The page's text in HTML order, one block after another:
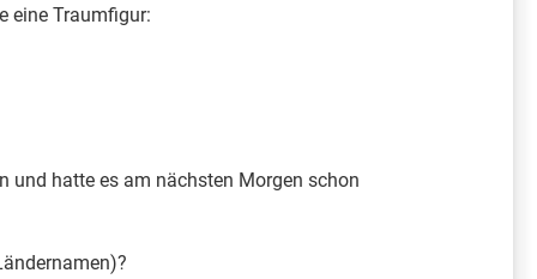
eine Traumfigur:
und hatte es am nächsten Morgen schon